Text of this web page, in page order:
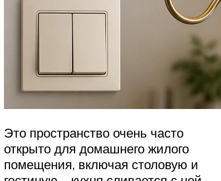
Это пространство очень часто
открыто для домашнего жилого
помещения, включая столовую и